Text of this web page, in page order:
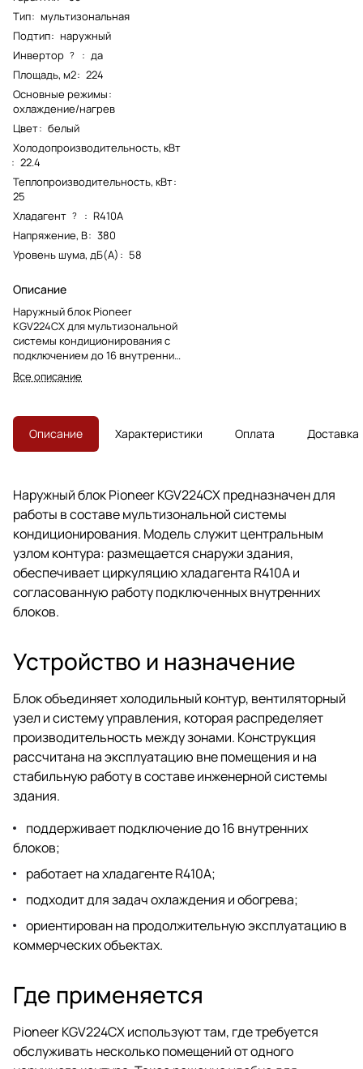
Тип: мультизональная
Подтип: наружный
Инвертор ? : да
Площадь, м2: 224
Основные режимы:
охлаждение/нагрев
Цвет: белый
Холодопроизводительность, кВт
: 22.4
Теплопроизводительность, кВт:
25
Хладагент ? : R410A
Напряжение, В: 380
Уровень шума, дБ(А) : 58
Описание
Наружный блок Pioneer
KGV224CX для мультизональной
системы кондиционирования с
подключением до 16 внутренних
блоков. Подходит для офисных,
торговых и технологических
Все описание
Описание Характеристики Оплата Доставка
Наружный блок Pioneer KGV224CX предназначен для
работы в составе мультизональной системы
кондиционирования. Модель служит центральным
узлом контура: размещается снаружи здания,
обеспечивает циркуляцию хладагента R410A и
согласованную работу подключенных внутренних
блоков.
Устройство и назначение
Блок объединяет холодильный контур, вентиляторный
узел и систему управления, которая распределяет
производительность между зонами. Конструкция
рассчитана на эксплуатацию вне помещения и на
стабильную работу в составе инженерной системы
здания.
поддерживает подключение до 16 внутренних
блоков;
работает на хладагенте R410A;
подходит для задач охлаждения и обогрева;
ориентирован на продолжительную эксплуатацию в
коммерческих объектах.
Где применяется
Pioneer KGV224CX используют там, где требуется
обслуживать несколько помещений от одного